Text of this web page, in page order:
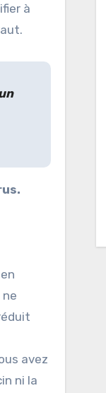
à
avez
ni la